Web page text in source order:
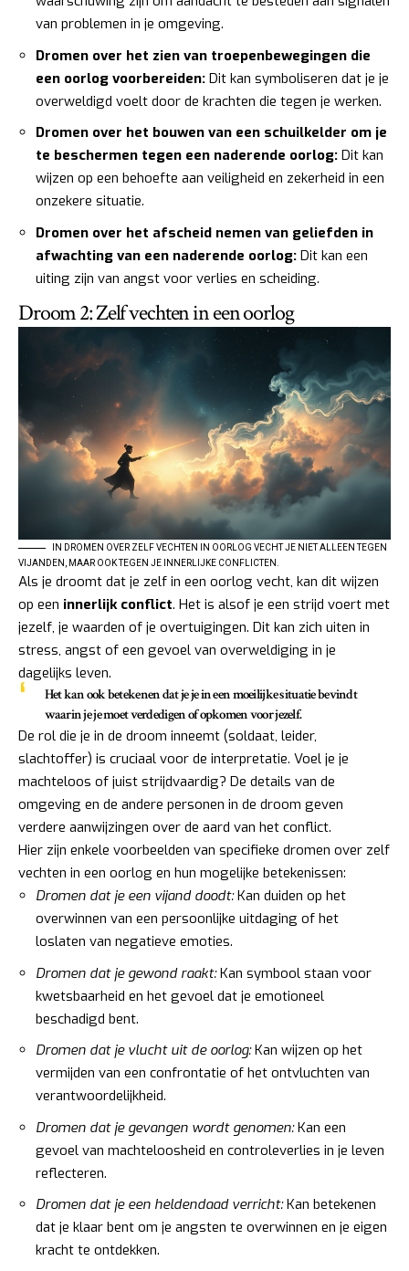
van problemen in je omgeving.
Dromen over het zien van troepenbewegingen die
een oorlog voorbereiden: Dit kan symboliseren dat je je
overweldigd voelt door de krachten die tegen je werken.
Dromen over het bouwen van een schuilkelder om je
te beschermen tegen een naderende oorlog: Dit kan
wijzen op een behoefte aan veiligheid en zekerheid in een
onzekere situatie.
Dromen over het afscheid nemen van geliefden in
afwachting van een naderende oorlog: Dit kan een
uiting zijn van angst voor verlies en scheiding.
Droom 2: Zelf vechten in een oorlog
IN DROMEN OVER ZELF VECHTEN IN OORLOG VECHT JE NIET ALLEEN TEGEN
VIJANDEN, MAAR OOK TEGEN JE INNERLIJKE CONFLICTEN.
Als je droomt dat je zelf in een oorlog vecht, kan dit wijzen
op een innerlijk conflict. Het is alsof je een strijd voert met
jezelf, je waarden of je overtuigingen. Dit kan zich uiten in
stress, angst of een gevoel van overweldiging in je
dagelijks leven.
Het kan ook betekenen dat je je in een moeilijke situatie bevindt
waarin je je moet verdedigen of opkomen voor jezelf.
De rol die je in de droom inneemt (soldaat, leider,
slachtoffer) is cruciaal voor de interpretatie. Voel je je
machteloos of juist strijdvaardig? De details van de
omgeving en de andere personen in de droom geven
verdere aanwijzingen over de aard van het conflict.
Hier zijn enkele voorbeelden van specifieke dromen over zelf
vechten in een oorlog en hun mogelijke betekenissen:
Dromen dat je een vijand doodt:Kan duiden op het
overwinnen van een persoonlijke uitdaging of het
loslaten van negatieve emoties.
Dromen dat je gewond raakt:Kan symbool staan voor
kwetsbaarheid en het gevoel dat je emotioneel
beschadigd bent.
Dromen dat je vlucht uit de oorlog:Kan wijzen op het
vermijden van een confrontatie of het ontvluchten van
verantwoordelijkheid.
Dromen dat je gevangen wordt genomen:Kan een
gevoel van machteloosheid en controleverlies in je leven
reflecteren.
Dromen dat je een heldendaad verricht:Kan betekenen
dat je klaar bent om je angsten te overwinnen en je eigen
kracht te ontdekken.